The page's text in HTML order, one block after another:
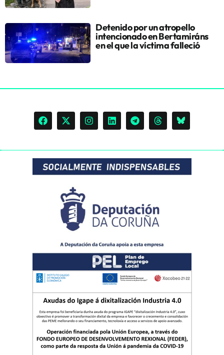
Detenido por un atropello
intencionado en Bertamiráns
en el que la víctima falleció